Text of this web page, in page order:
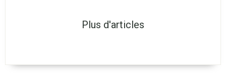
Plus d'articles